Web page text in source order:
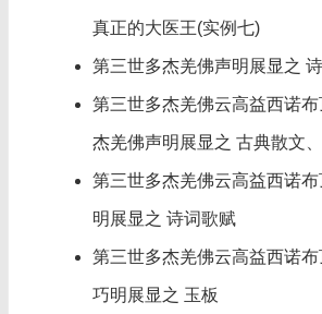
真正的大医王(实例七)
第三世多杰羌佛声明展显之
第三世多杰羌佛云高益西诺
杰羌佛声明展显之 古典散文
第三世多杰羌佛云高益西诺
明展显之 诗词歌赋
第三世多杰羌佛云高益西诺布
巧明展显之 玉板